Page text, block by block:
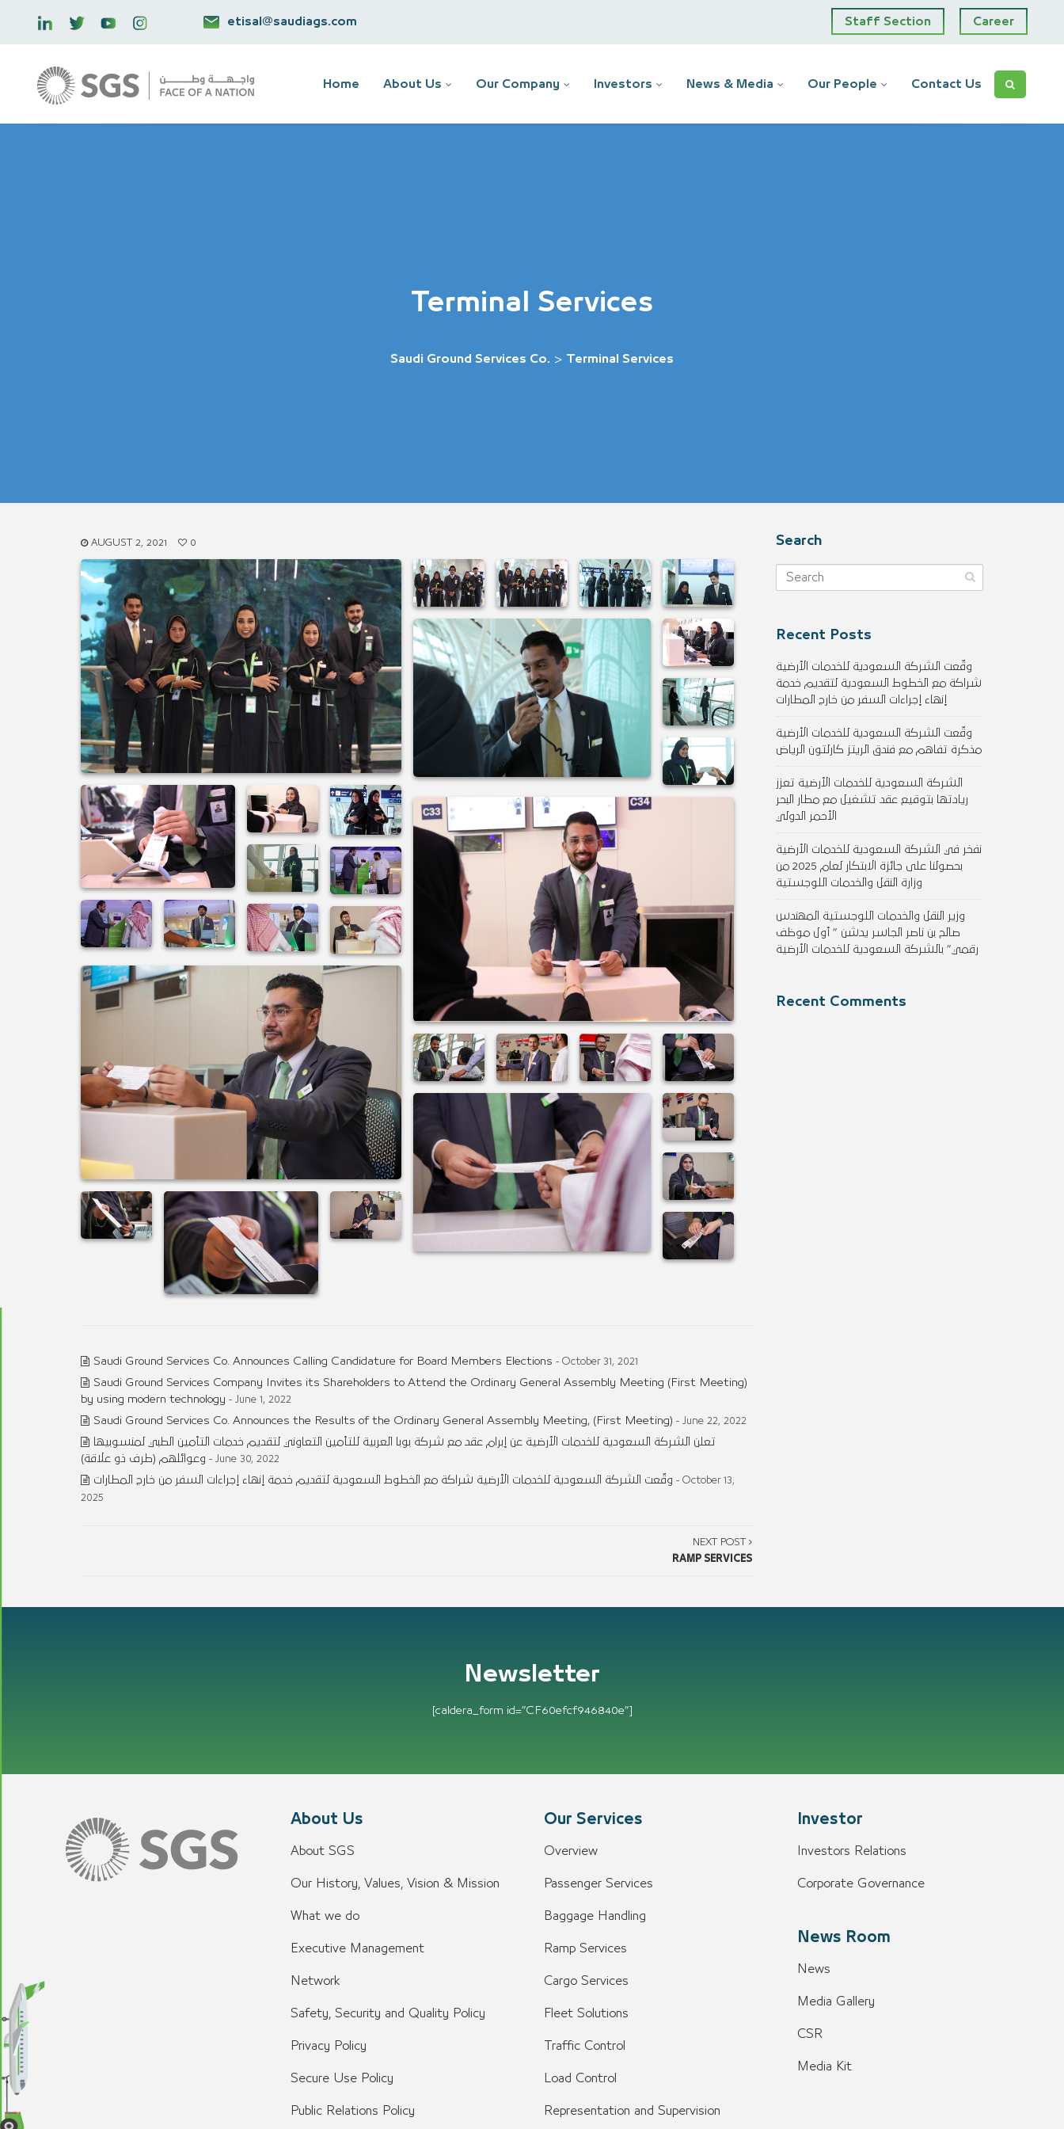
etisal@saudiags.com Staff Section Career
Home About Us Our Company Investors News & Media Our People Contact Us
Terminal Services
Saudi Ground Services Co. > Terminal Services
AUGUST 2, 2021 0
Saudi Ground Services Co. Announces Calling Candidature for Board Members Elections - October 31, 2021
Saudi Ground Services Company Invites its Shareholders to Attend the Ordinary General Assembly Meeting (First Meeting)
by using modern technology - June 1, 2022
Saudi Ground Services Co. Announces the Results of the Ordinary General Assembly Meeting, (First Meeting) - June 22, 2022
تعلن الشركة السعودية للخدمات الأرضية عن إبرام عقد مع شركة بوبا العربية للتأمين التعاوني لتقديم خدمات التأمين الطبي لمنسوبيها
وعوائلهم (طرف ذو علاقة) - June 30, 2022
وقّعت الشركة السعودية للخدمات الأرضية شراكة مع الخطوط السعودية لتقديم خدمة إنهاء إجراءات السفر من خارج المطارات - October 13,
2025
NEXT POST
RAMP SERVICES
Search
Recent Posts
وقّعت الشركة السعودية للخدمات الأرضية
شراكة مع الخطوط السعودية لتقديم خدمة
إنهاء إجراءات السفر من خارج المطارات
وقّعت الشركة السعودية للخدمات الأرضية
مذكرة تفاهم مع فندق الريتز كارلتون الرياض
الشركة السعودية للخدمات الأرضية تعزز
ريادتها بتوقيع عقد تشغيل مع مطار البحر
الأحمر الدولي
نفخر في الشركة السعودية للخدمات الأرضية
بحصولنا على جائزة الابتكار لعام 2025 من
وزارة النقل والخدمات اللوجستية
وزير النقل والخدمات اللوجستية المهندس
صالح بن ناصر الجاسر يدشن ” أول موظف
رقمي” بالشركة السعودية للخدمات الأرضية
Recent Comments
Newsletter
[caldera_form id=”CF60efcf946840e”]
About Us
About SGS
Our History, Values, Vision & Mission
What we do
Executive Management
Network
Safety, Security and Quality Policy
Privacy Policy
Secure Use Policy
Public Relations Policy
Our Services
Overview
Passenger Services
Baggage Handling
Ramp Services
Cargo Services
Fleet Solutions
Traffic Control
Load Control
Representation and Supervision
Investor
Investors Relations
Corporate Governance
News Room
News
Media Gallery
CSR
Media Kit